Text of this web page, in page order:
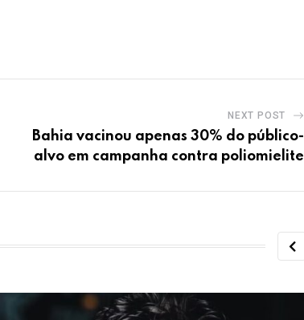
NEXT POST
Bahia vacinou apenas 30% do público-
alvo em campanha contra poliomielite